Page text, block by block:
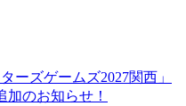
ーズゲームズ2027関西」
のお知らせ！